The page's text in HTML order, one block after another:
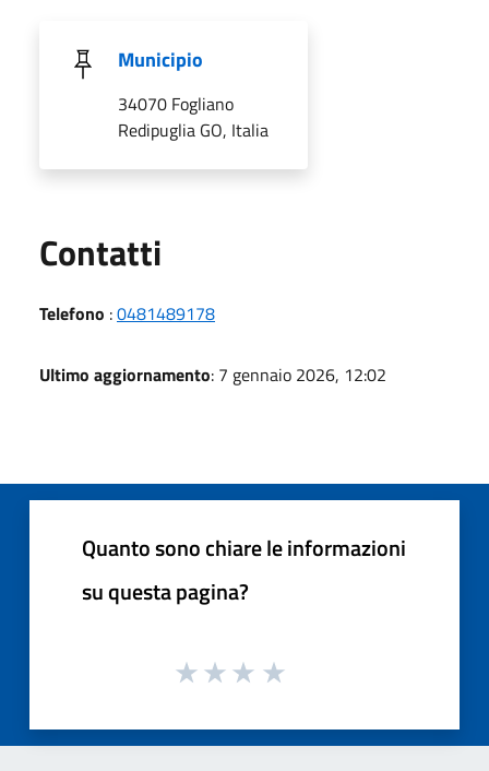
Municipio
34070 Fogliano
Redipuglia GO, Italia
Contatti
Telefono :0481489178
Ultimo aggiornamento: 7 gennaio 2026, 12:02
Quanto sono chiare le informazioni
su questa pagina?